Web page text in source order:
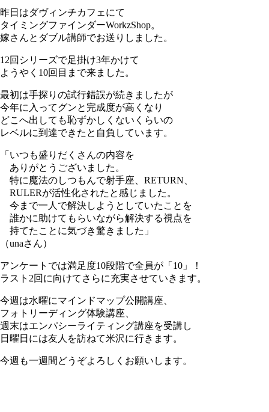
昨日はダヴィンチカフェにて
タイミングファインダーWorkzShop。
嫁さんとダブル講師でお送りしました。
12回シリーズで足掛け3年かけて
ようやく10回目まで来ました。
最初は手探りの試行錯誤が続きましたが
今年に入ってグンと完成度が高くなり
どこへ出しても恥ずかしくないくらいの
レベルに到達できたと自負しています。
「いつも盛りだくさんの内容を
ありがとうございました。
特に魔法のしつもんで射手座、RETURN、
RULERが活性化されたと感じました。
今まで一人で解決しようとしていたことを
誰かに助けてもらいながら解決する視点を
持てたことに気づき驚きました」
（unaさん）
アンケートでは満足度10段階で全員が「10」！
ラスト2回に向けてさらに充実させていきます。
今週は水曜にマインドマップ公開講座、
フォトリーディング体験講座、
週末はエンパシーライティング講座を受講し
日曜日には友人を訪ねて米沢に行きます。
今週も一週間どうぞよろしくお願いします。